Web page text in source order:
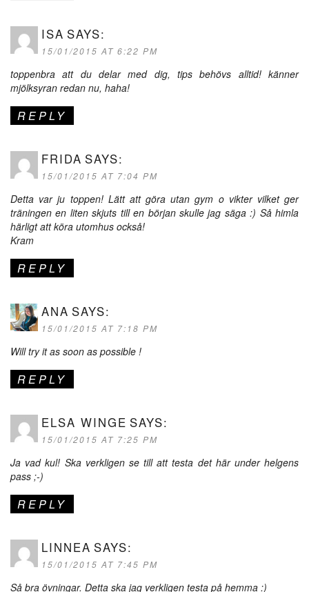
ISA SAYS:
15/01/2015 AT 6:22 PM
toppenbra att du delar med dig, tips behövs alltid! känner
mjölksyran redan nu, haha!
REPLY
FRIDA SAYS:
15/01/2015 AT 7:04 PM
Detta var ju toppen! Lätt att göra utan gym o vikter vilket ger
träningen en liten skjuts till en början skulle jag säga :) Så himla
härligt att köra utomhus också!
Kram
REPLY
ANA SAYS:
15/01/2015 AT 7:18 PM
Will try it as soon as possible !
REPLY
ELSA WINGE SAYS:
15/01/2015 AT 7:25 PM
Ja vad kul! Ska verkligen se till att testa det här under helgens
pass ;-)
REPLY
LINNEA SAYS:
15/01/2015 AT 7:45 PM
Så bra övningar. Detta ska jag verkligen testa på hemma :)